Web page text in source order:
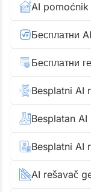
AI
Бесплатни
Бесплатни
Besplatni AI
Besplatan
Besplatni AI
AI rešavač